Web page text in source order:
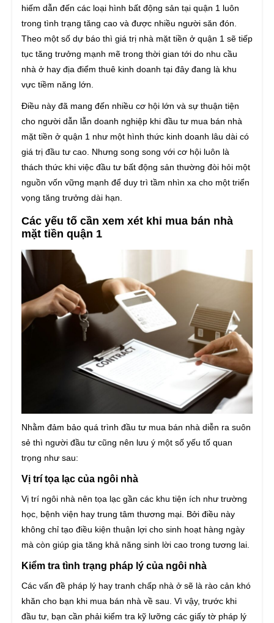
hiếm dẫn đến các loại hình bất động sản tại quận 1 luôn
trong tình trạng tăng cao và được nhiều người săn đón.
Theo một số dự báo thì giá trị nhà mặt tiền ở quận 1 sẽ tiếp
tục tăng trưởng mạnh mẽ trong thời gian tới do nhu cầu
nhà ở hay địa điểm thuê kinh doanh tại đây đang là khu
vực tiềm năng lớn.
Điều này đã mang đến nhiều cơ hội lớn và sự thuận tiện
cho người dẫn lẫn doanh nghiệp khi đầu tư mua bán nhà
mặt tiền ở quận 1 như một hình thức kinh doanh lâu dài có
giá trị đầu tư cao. Nhưng song song với cơ hội luôn là
thách thức khi việc đầu tư bất động sản thường đòi hỏi một
nguồn vốn vững mạnh để duy trì tầm nhìn xa cho một triển
vọng tăng trưởng dài hạn.
Các yếu tố cần xem xét khi mua bán nhà
mặt tiền quận 1
Nhằm đảm bảo quá trình đầu tư mua bán nhà diễn ra suôn
sẻ thì người đầu tư cũng nên lưu ý một số yếu tố quan
trọng như sau:
Vị trí tọa lạc của ngôi nhà
Vị trí ngôi nhà nên tọa lạc gần các khu tiện ích như trường
học, bệnh viện hay trung tâm thương mại. Bởi điều này
không chỉ tạo điều kiện thuận lợi cho sinh hoạt hàng ngày
mà còn giúp gia tăng khả năng sinh lời cao trong tương lai.
Kiểm tra tình trạng pháp lý của ngôi nhà
Các vấn đề pháp lý hay tranh chấp nhà ở sẽ là rào cản khó
khăn cho bạn khi mua bán nhà về sau. Vì vậy, trước khi
đầu tư, bạn cần phải kiểm tra kỹ lưỡng các giấy tờ pháp lý